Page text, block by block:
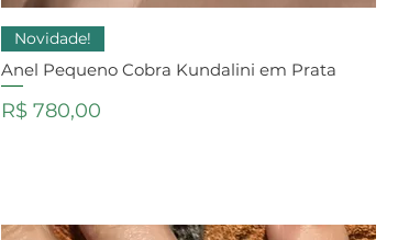
Novidade!
Anel Pequeno Cobra Kundalini em Prata
Preço
R$ 780,00